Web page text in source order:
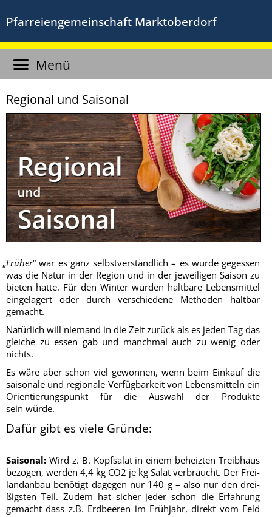
Pfarreiengemeinschaft Marktoberdorf
Menü
Regional und Saisonal
„Frü­her“ war es ganz selbst­ver­ständ­lich – es wur­de geges­sen
was die Natur in der Regi­on und in der jewei­li­gen Sai­son zu
bie­ten hat­te. Für den Win­ter wur­den halt­ba­re Lebens­mit­tel
ein­ge­la­gert oder durch ver­schie­de­ne Metho­den halt­bar
gemacht.
Natür­lich will nie­mand in die Zeit zurück als es jeden Tag das
glei­che zu essen gab und manch­mal auch zu wenig oder
nichts.
Es wäre aber schon viel gewon­nen, wenn beim Ein­kauf die
sai­so­na­le und regio­na­le Ver­füg­bar­keit von Lebens­mit­teln ein
Ori­en­tie­rungs­punkt für die Aus­wahl der Pro­duk­te
sein würde.
Dafür gibt es viele Gründe:
Sai­so­nal: Wird z. B. Kopf­sa­lat in einem beheiz­ten Treib­haus
bezo­gen, wer­den 4,4 kg CO2 je kg Salat ver­braucht. Der Frei­
land­an­bau benö­tigt dage­gen nur 140 g – also nur den drei­
ßigs­ten Teil. Zudem hat sicher jeder schon die Erfah­rung
gemacht dass z.B. Erd­bee­ren im Früh­jahr, direkt vom Feld